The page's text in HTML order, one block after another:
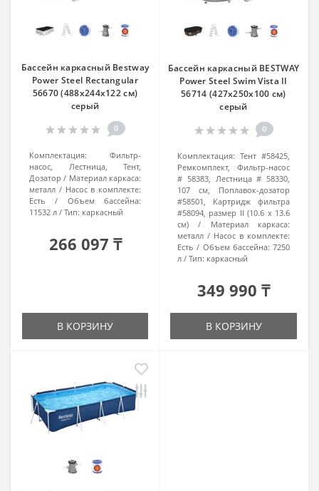
Бассейн каркасный Bestway
Power Steel Rectangular
56670 (488x244x122 см)
серый
0
Комплектация:
Фильтр-
насос, Лестница, Тент,
Дозатор
Материал каркаса:
металл
Насос в комплекте:
Есть
Объем бассейна:
11532 л
Тип: каркасный
266 097 ₸
В КОРЗИНУ
Бассейн каркасный BESTWAY
Power Steel Swim Vista II
56714 (427х250x100 см)
серый
0
Комплектация: Тент #58425,
Ремкомплект, Фильтр-насос
# 58383, Лестница # 58330,
107 см, Поплавок-дозатор
#58501, Картридж фильтра
#58094, размер II (10.6 x 13.6
см)
Материал каркаса:
металл
Насос в комплекте:
Есть
Объем бассейна: 7250
л
Тип: каркасный
349 990 ₸
В КОРЗИНУ